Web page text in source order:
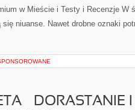
w Mieście i Testy i Recenzje W
niuanse. Nawet drobne oznaki
– DORASTANIE